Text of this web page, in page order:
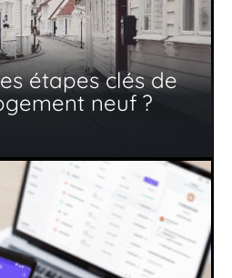
étapes clés de
neuf ?